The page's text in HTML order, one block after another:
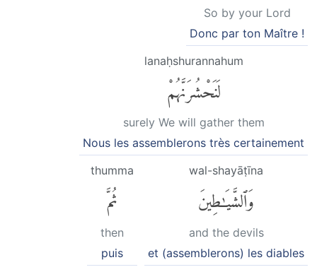
So by your Lord
Donc par ton Maître !
lanaḥshurannahum
لَنَحْشُرَنَّهُمْ
surely We will gather them
Nous les assemblerons très certainement
wal-shayāṭīna
وَٱلشَّيَٰطِينَ
and the devils
et (assemblerons) les diables
thumma
ثُمَّ
then
puis